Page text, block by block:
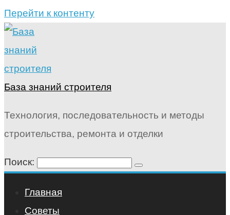
Перейти к контенту
База знаний строителя
Технология, последовательность и методы
строительства, ремонта и отделки
Поиск:
Главная
Советы